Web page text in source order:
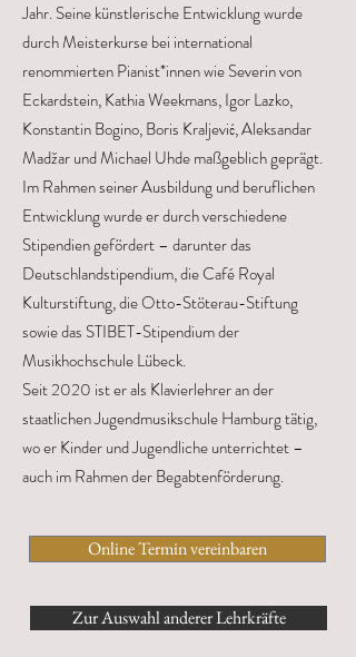
Jahr. Seine künstlerische Entwicklung wurde
durch Meisterkurse bei international
renommierten Pianist*innen wie Severin von
Eckardstein, Kathia Weekmans, Igor Lazko,
Konstantin Bogino, Boris Kraljević, Aleksandar
Madžar und Michael Uhde maßgeblich geprägt.
Im Rahmen seiner Ausbildung und beruflichen
Entwicklung wurde er durch verschiedene
Stipendien gefördert – darunter das
Deutschlandstipendium, die Café Royal
Kulturstiftung, die Otto-Stöterau-Stiftung
sowie das STIBET-Stipendium der
Musikhochschule Lübeck.
Seit 2020 ist er als Klavierlehrer an der
staatlichen Jugendmusikschule Hamburg tätig,
wo er Kinder und Jugendliche unterrichtet –
auch im Rahmen der Begabtenförderung.
Online Termin vereinbaren
Zur Auswahl anderer Lehrkräfte